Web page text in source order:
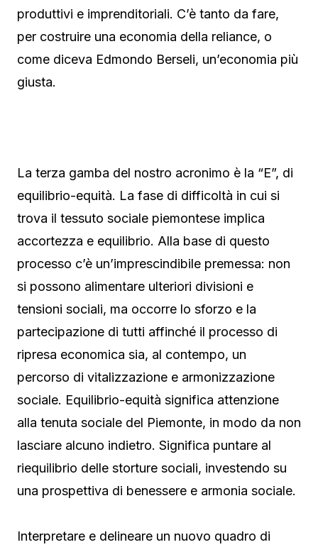
produttivi e imprenditoriali. C’è tanto da fare,
per costruire una economia della reliance, o
come diceva Edmondo Berseli, un’economia più
giusta.
La terza gamba del nostro acronimo è la “E”, di
equilibrio-equità. La fase di difficoltà in cui si
trova il tessuto sociale piemontese implica
accortezza e equilibrio. Alla base di questo
processo c’è un’imprescindibile premessa: non
si possono alimentare ulteriori divisioni e
tensioni sociali, ma occorre lo sforzo e la
partecipazione di tutti affinché il processo di
ripresa economica sia, al contempo, un
percorso di vitalizzazione e armonizzazione
sociale. Equilibrio-equità significa attenzione
alla tenuta sociale del Piemonte, in modo da non
lasciare alcuno indietro. Significa puntare al
riequilibrio delle storture sociali, investendo su
una prospettiva di benessere e armonia sociale.
Interpretare e delineare un nuovo quadro di